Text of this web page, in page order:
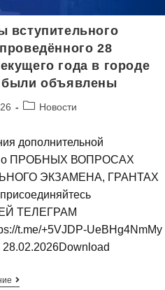
вступительного
28
года в городе
были объявлены
Новости
дополнительной
о ПРОБНЫХ ВОПРОСАХ
ЭКЗАМЕНА, ГРАНТАХ
ТЕЛЕГРАМ
t.me/+5VJDP-UeBHg4NmMy
28.02.2026Download